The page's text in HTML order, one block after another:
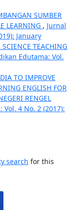
SUMBER
LEARNING , Jurnal
January
TEACHING
Edutama: Vol.
TO IMPROVE
ENGLISH FOR
RENGEL
4 No. 2 (2017):
search for this